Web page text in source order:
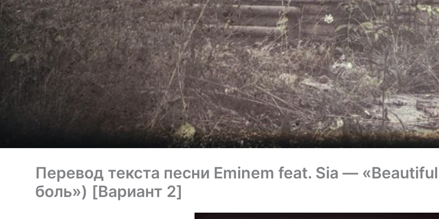
Перевод текста песни Eminem feat. Sia —
боль») [Вариант 2]